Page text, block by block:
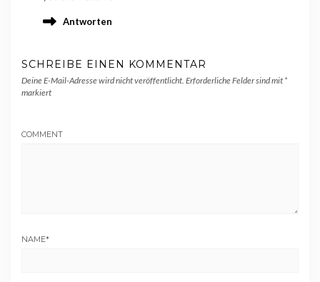
Antworten
SCHREIBE EINEN KOMMENTAR
Deine E-Mail-Adresse wird nicht veröffentlicht. Erforderliche Felder sind mit *
markiert
COMMENT
NAME*